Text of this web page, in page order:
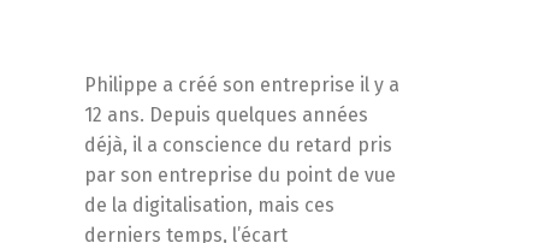
Philippe a créé son entreprise il y a
12 ans. Depuis quelques années
déjà, il a conscience du retard pris
par son entreprise du point de vue
de la digitalisation, mais ces
derniers temps, l’écart